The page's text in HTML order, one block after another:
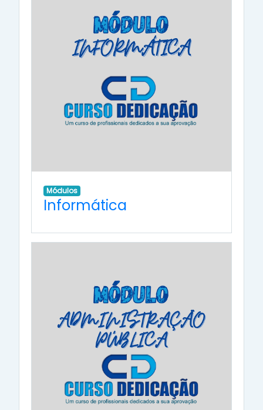
Módulos
Informática